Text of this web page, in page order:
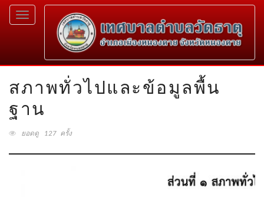
Toggle
navigation
สภาพทั่วไปและข้อมูลพื้น
ฐาน
ยอดดู 127 ครั้ง